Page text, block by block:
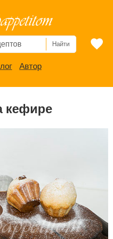
Найти
Автор
кефире